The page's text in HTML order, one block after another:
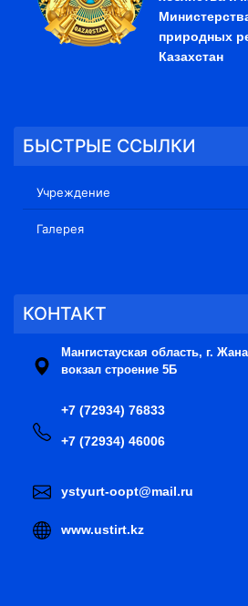
природных
Казахстан
БЫСТРЫЕ ССЫЛКИ
Учреждение
Галерея
КОНТАКТ
Мангистауская область, г.
вокзал строение 5Б
+7 (72934) 76833
+7 (72934) 46006
ystyurt-oopt@mail.ru
www.ustirt.kz